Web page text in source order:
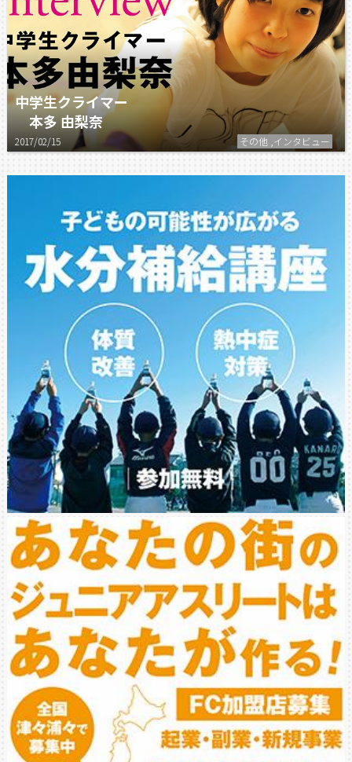
中学生クライマー
本多 由梨奈
2017/02/15 その他 ,インタビュー